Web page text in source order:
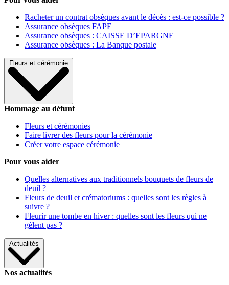
Racheter un contrat obsèques avant le décès : est-ce possible ?
Assurance obsèques FAPE
Assurance obsèques : CAISSE D’EPARGNE
Assurance obsèques : La Banque postale
Fleurs et cérémonie
Hommage au défunt
Fleurs et cérémonies
Faire livrer des fleurs pour la cérémonie
Créer votre espace cérémonie
Pour vous aider
Quelles alternatives aux traditionnels bouquets de fleurs de
deuil ?
Fleurs de deuil et crématoriums : quelles sont les règles à
suivre ?
Fleurir une tombe en hiver : quelles sont les fleurs qui ne
gèlent pas ?
Actualités
Nos actualités